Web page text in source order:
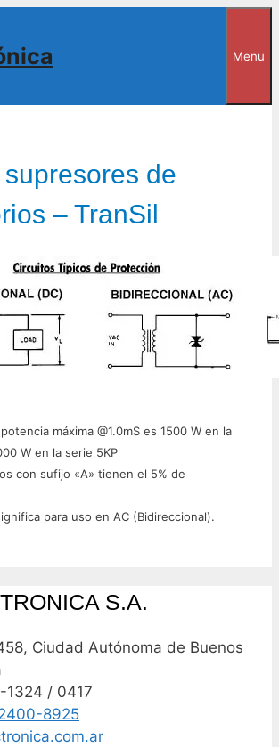
Menu
de
– TranSil
máxima @1.0mS es 1500 W en la
W en la serie 5KP
con sufijo «A» tienen el 5% de
para uso en AC (Bidireccional).
S.A.
Ciudad Autónoma de Buenos
1324 / 0417
8925